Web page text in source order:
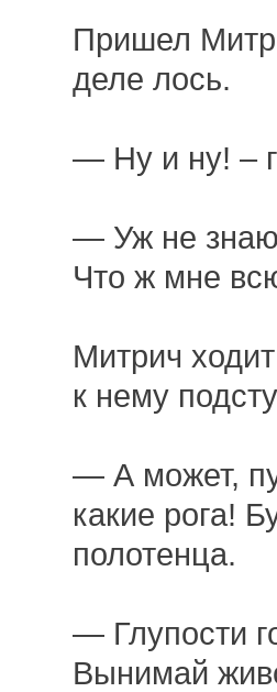
Пришел
деле лось.
— Ну и ну! –
— Уж не
Что ж мне
Митрич
к нему
— А может,
какие рога!
полотенца.
— Глупости
Вынимай